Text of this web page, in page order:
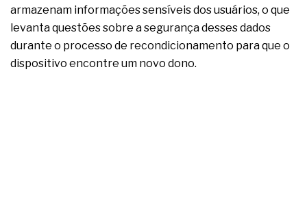
armazenam informações sensíveis dos usuários, o que
levanta questões sobre a segurança desses dados
durante o processo de recondicionamento para que o
dispositivo encontre um novo dono.